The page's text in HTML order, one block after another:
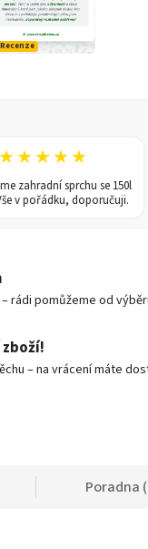
sprchu se 150l
doporučuji.
rádi pomůžeme od
zboží!
– na vrácení máte
Poradna